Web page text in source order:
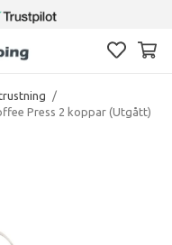
/
Press 2 koppar (Utgått)